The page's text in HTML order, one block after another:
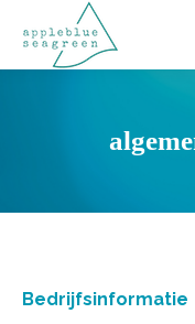
Bedrijfsinformatie